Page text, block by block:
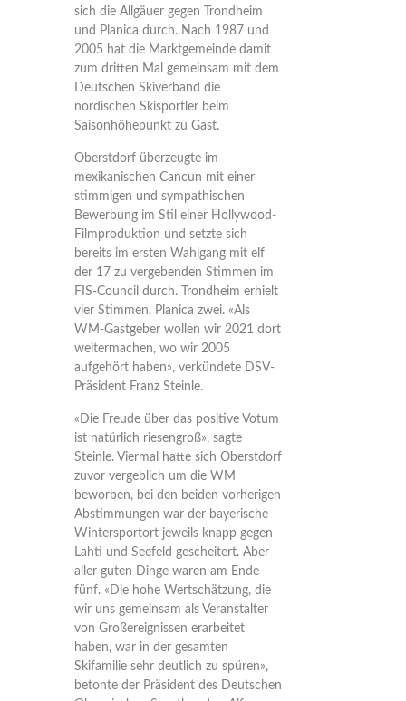
sich die Allgäuer gegen Trondheim
und Planica durch. Nach 1987 und
2005 hat die Marktgemeinde damit
zum dritten Mal gemeinsam mit dem
Deutschen Skiverband die
nordischen Skisportler beim
Saisonhöhepunkt zu Gast.
Oberstdorf überzeugte im
mexikanischen Cancun mit einer
stimmigen und sympathischen
Bewerbung im Stil einer Hollywood-
Filmproduktion und setzte sich
bereits im ersten Wahlgang mit elf
der 17 zu vergebenden Stimmen im
FIS-Council durch. Trondheim erhielt
vier Stimmen, Planica zwei. «Als
WM-Gastgeber wollen wir 2021 dort
weitermachen, wo wir 2005
aufgehört haben», verkündete DSV-
Präsident Franz Steinle.
«Die Freude über das positive Votum
ist natürlich riesengroß», sagte
Steinle. Viermal hatte sich Oberstdorf
zuvor vergeblich um die WM
beworben, bei den beiden vorherigen
Abstimmungen war der bayerische
Wintersportort jeweils knapp gegen
Lahti und Seefeld gescheitert. Aber
aller guten Dinge waren am Ende
fünf. «Die hohe Wertschätzung, die
wir uns gemeinsam als Veranstalter
von Großereignissen erarbeitet
haben, war in der gesamten
Skifamilie sehr deutlich zu spüren»,
betonte der Präsident des Deutschen